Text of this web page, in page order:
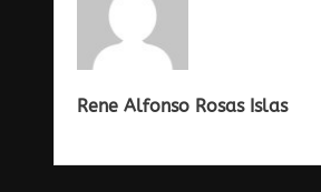
Rene Alfonso Rosas Islas